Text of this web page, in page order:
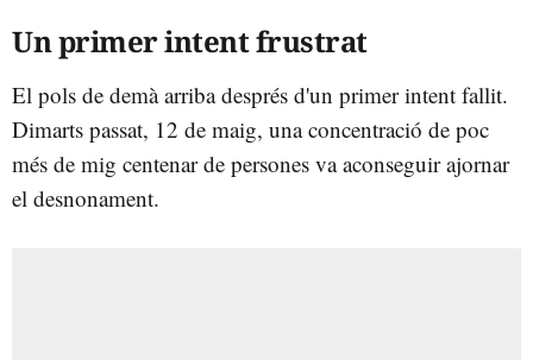
Un primer intent frustrat
El pols de demà arriba després d'un primer intent fallit.
Dimarts passat, 12 de maig, una concentració de poc
més de mig centenar de persones va aconseguir ajornar
el desnonament.